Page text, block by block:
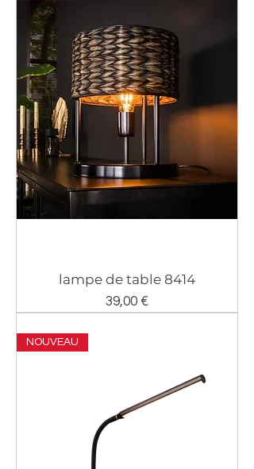
lampe de table 8414
Prix
39,00 €
NOUVEAU